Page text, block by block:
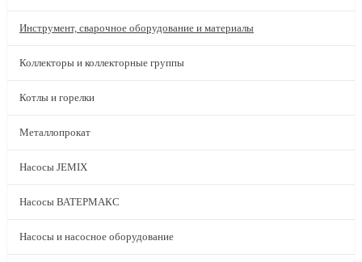
Инструмент, сварочное оборудование и материалы
Коллекторы и коллекторные группы
Котлы и горелки
Металлопрокат
Насосы JEMIX
Насосы ВАТЕРМАКС
Насосы и насосное оборудование